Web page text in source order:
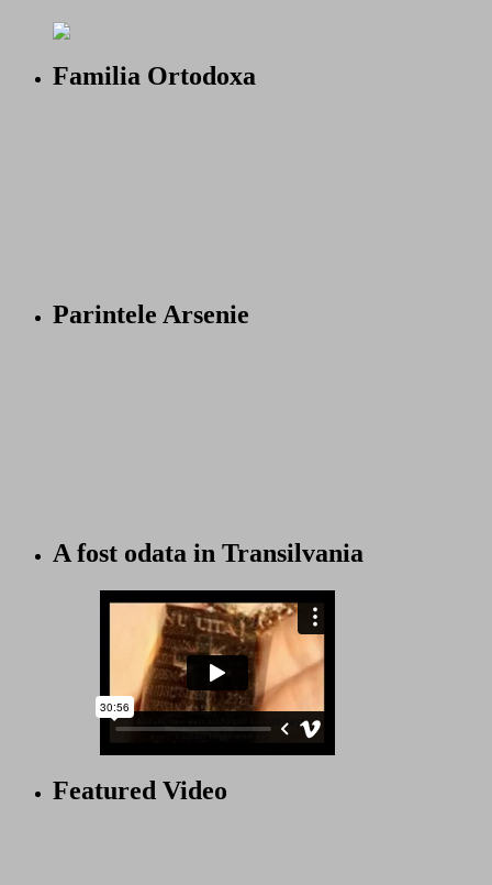
Familia Ortodoxa
Parintele Arsenie
A fost odata in Transilvania
Featured Video